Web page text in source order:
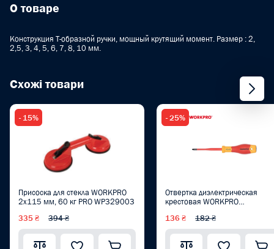
О товаре
Конструкция Т-образной ручки, мощный крутящий момент. Размер : 2,
2,5, 3, 4, 5, 6, 7, 8, 10 мм.
Схожі товари
- 15%
Присоска для стекла WORKPRO
2x115 мм, 60 кг PRO WP329003
335 ₴ 394 ₴
- 25%
Отвертка диэлектрическая
крестовая WORKPRO
10000V PRO PLUS WP341021
136 ₴ 182 ₴